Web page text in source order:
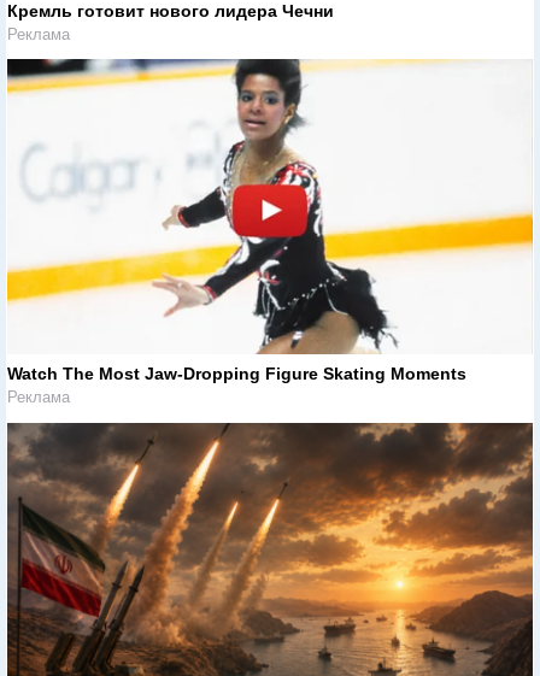
Кремль готовит нового лидера Чечни
Реклама
Watch The Most Jaw‑Dropping Figure Skating Moments
Реклама